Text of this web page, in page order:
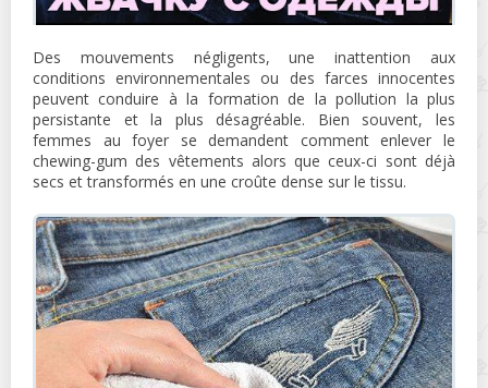
Des mouvements négligents, une inattention aux
conditions environnementales ou des farces innocentes
peuvent conduire à la formation de la pollution la plus
persistante et la plus désagréable. Bien souvent, les
femmes au foyer se demandent comment enlever le
chewing-gum des vêtements alors que ceux-ci sont déjà
secs et transformés en une croûte dense sur le tissu.